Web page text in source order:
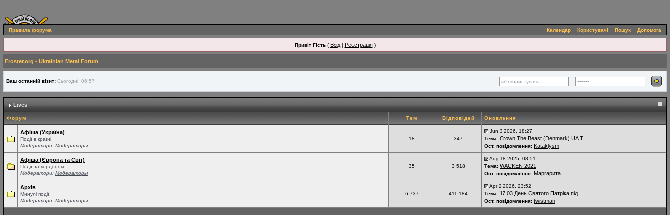
Правила форума Календар Користувачі Пошук Допомога
Привіт Гість( Вхід| Реєстрація)
Froster.org - Ukrainian Metal Forum
Ваш останній візит: Сьогодні, 06:57
Lives
Форум Тем Відповідей Оновлення
Афіша (Україна)
Події в країні.
Модератори: Модераторы
18 347
Jun 3 2026, 18:27
Тема: Crown The Beast (Denmark) UA T...
Ост. повідомлення: Kataklysm
Афіша (Європа та Світ)
Події за кордоном.
Модератори: Модераторы
35 3 518
Aug 18 2025, 08:51
Тема: WACKEN 2021
Ост. повідомлення: Маргарита
Архів
Минулі події.
Модератори: Модераторы
6 737 411 184
Apr 2 2026, 23:52
Тема: 17.03 День Святого Патріка під...
Ост. повідомлення: twistman